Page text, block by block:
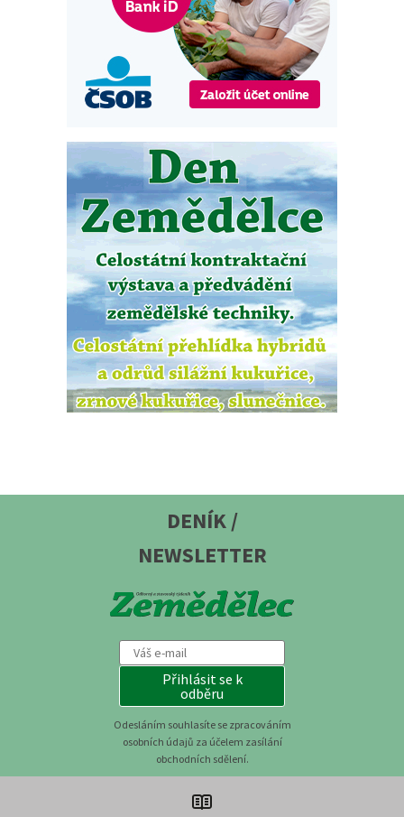
DENÍK /
NEWSLETTER
Přihlásit se k
odběru
Odesláním souhlasíte se zpracováním
osobních údajů za účelem zasílání
obchodních sdělení.